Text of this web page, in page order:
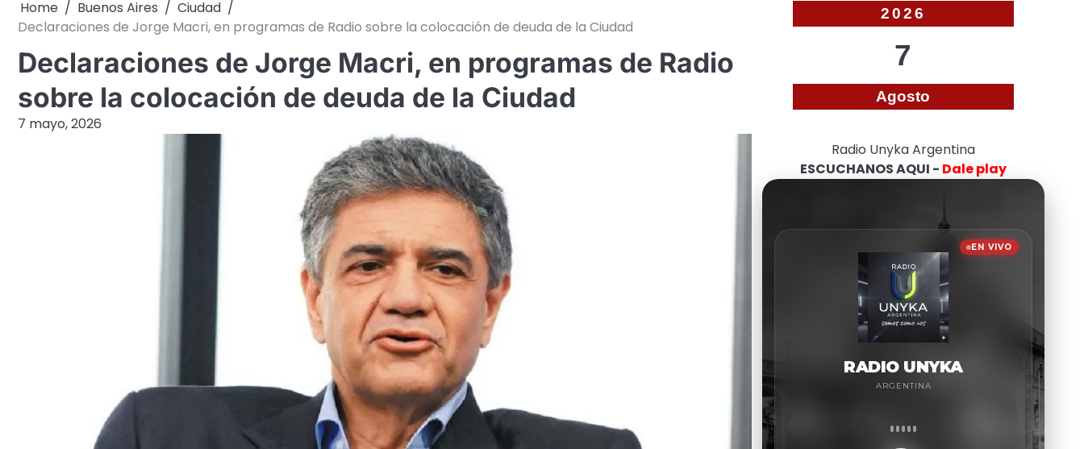
Home Buenos Aires
Ciudad
Declaraciones de Jorge Macri, en programas de Radio sobre la colocación de deuda de la Ciudad
Declaraciones de Jorge Macri, en programas de Radio
sobre la colocación de deuda de la Ciudad
7 mayo, 2026
2026
7
Agosto
Radio Unyka Argentina
ESCUCHANOS AQUI - Dale play